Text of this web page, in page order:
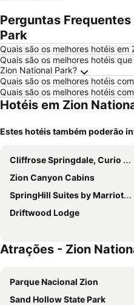
Perguntas
Park
Quais são os melhores hotéis em
Quais são os melhores hotéis
Zion National Park?
Quais são os melhores hotéis
Quais são os melhores hotéis
Hotéis em Zion
Estes hotéis também poderão
Cliffrose Springdale, Curio Collection by Hilton
Zion Canyon Cabins
SpringHill Suites by Marriott Springdale Zion National Park
Driftwood Lodge
Atrações - Zion
Parque Nacional Zion
Sand Hollow State Park